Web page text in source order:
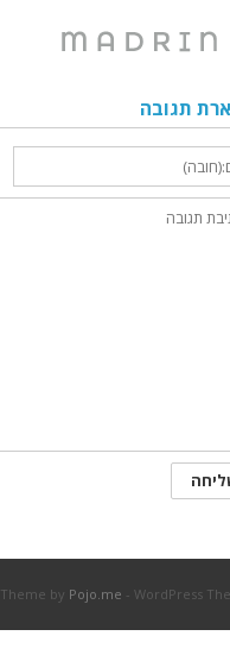
תגובה
Theme by Pojo.me - WordPress